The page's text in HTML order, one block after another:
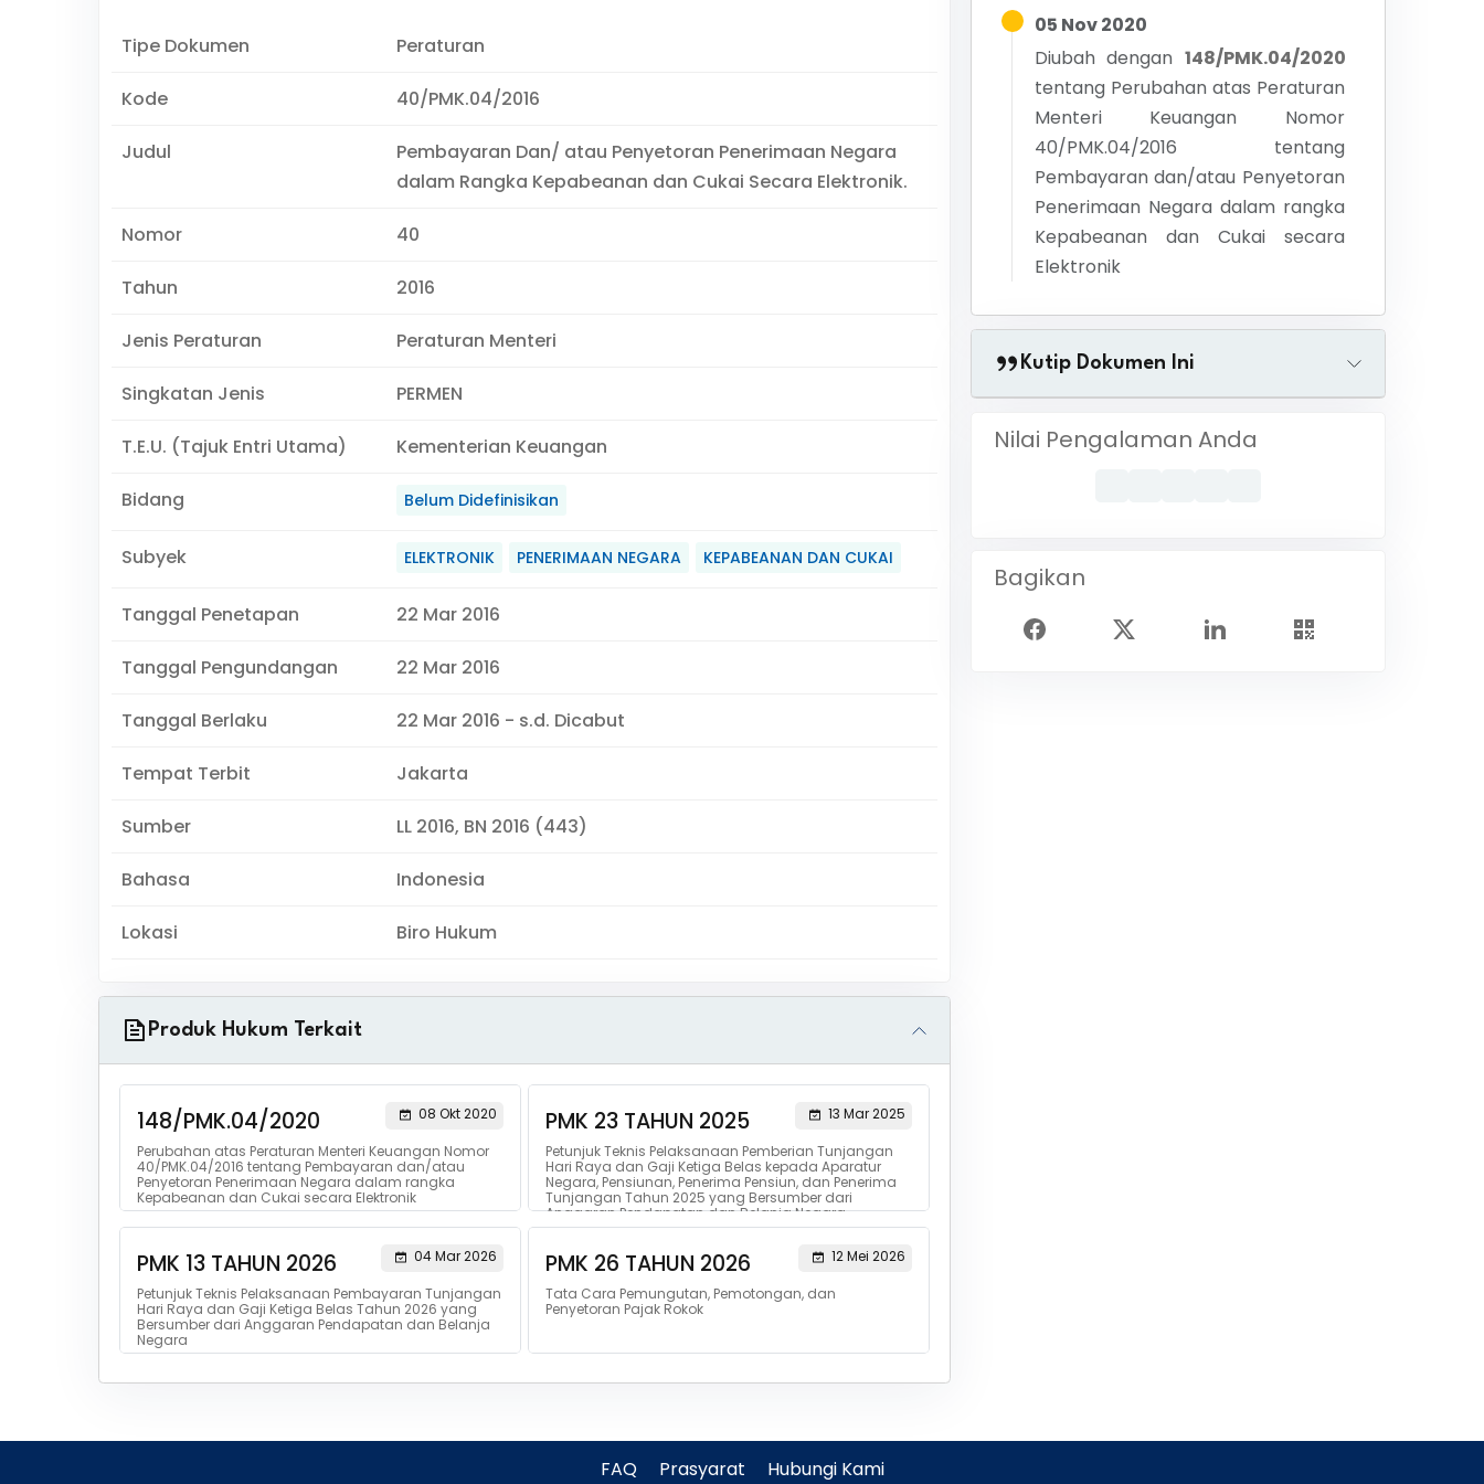
Tipe Dokumen Peraturan
Kode 40/PMK.04/2016
Judul
Pembayaran Dan/ atau Penyetoran Penerimaan Negara
dalam Rangka Kepabeanan dan Cukai Secara Elektronik.
Nomor 40
Tahun 2016
Jenis Peraturan Peraturan Menteri
Singkatan Jenis PERMEN
T.E.U. (Tajuk Entri Utama) Kementerian Keuangan
Bidang Belum Didefinisikan
Subyek ELEKTRONIK PENERIMAAN NEGARA KEPABEANAN DAN CUKAI
Tanggal Penetapan 22 Mar 2016
Tanggal Pengundangan 22 Mar 2016
Tanggal Berlaku 22 Mar 2016 - s.d. Dicabut
Tempat Terbit Jakarta
Sumber LL 2016, BN 2016 (443)
Bahasa Indonesia
Lokasi Biro Hukum
Produk Hukum Terkait
148/PMK.04/2020
08 Okt 2020
Perubahan atas Peraturan Menteri Keuangan Nomor
40/PMK.04/2016 tentang Pembayaran dan/atau
Penyetoran Penerimaan Negara dalam rangka
Kepabeanan dan Cukai secara Elektronik
PMK 23 TAHUN 2025
13 Mar 2025
Petunjuk Teknis Pelaksanaan Pemberian Tunjangan
Hari Raya dan Gaji Ketiga Belas kepada Aparatur
Negara, Pensiunan, Penerima Pensiun, dan Penerima
Tunjangan Tahun 2025 yang Bersumber dari
Anggaran Pendapatan dan Belanja Negara
PMK 13 TAHUN 2026
04 Mar 2026
Petunjuk Teknis Pelaksanaan Pembayaran Tunjangan
Hari Raya dan Gaji Ketiga Belas Tahun 2026 yang
Bersumber dari Anggaran Pendapatan dan Belanja
Negara
PMK 26 TAHUN 2026
12 Mei 2026
Tata Cara Pemungutan, Pemotongan, dan
Penyetoran Pajak Rokok
05 Nov 2020
Diubah dengan 148/PMK.04/2020
tentang Perubahan atas Peraturan
Menteri Keuangan Nomor
40/PMK.04/2016 tentang
Pembayaran dan/atau Penyetoran
Penerimaan Negara dalam rangka
Kepabeanan dan Cukai secara
Elektronik
Kutip Dokumen Ini
Nilai Pengalaman Anda
Bagikan
FAQ Prasyarat Hubungi Kami